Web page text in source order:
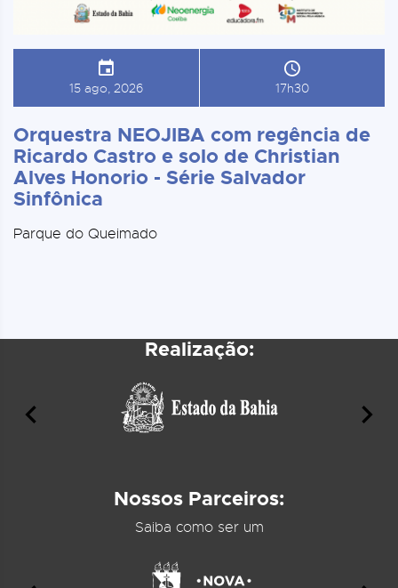
15 ago, 2026 17h30
Orquestra NEOJIBA com regência de
Ricardo Castro e solo de Christian
Alves Honorio - Série Salvador
Sinfônica
Parque do Queimado
Realização:
Nossos Parceiros:
Saiba como ser um